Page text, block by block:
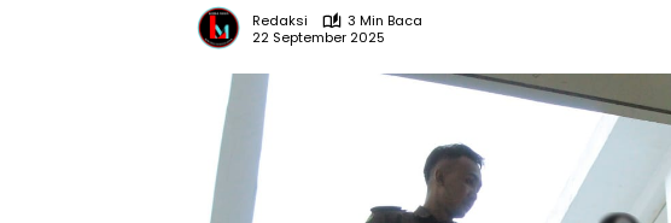
Redaksi
3 Min Baca
22 September 2025